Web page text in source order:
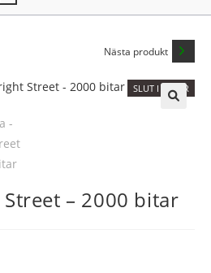
Nästa produkt
SLUT I LAGER
– 2000 bitar